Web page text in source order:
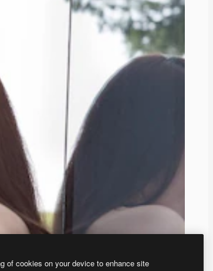
of cookies on your device to enhance site